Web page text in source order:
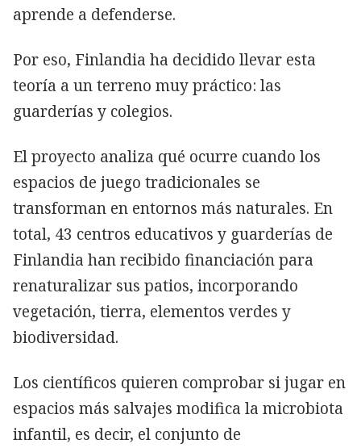
aprende a defenderse.
Por eso, Finlandia ha decidido llevar esta
teoría a un terreno muy práctico: las
guarderías y colegios.
El proyecto analiza qué ocurre cuando los
espacios de juego tradicionales se
transforman en entornos más naturales. En
total, 43 centros educativos y guarderías de
Finlandia han recibido financiación para
renaturalizar sus patios, incorporando
vegetación, tierra, elementos verdes y
biodiversidad.
Los científicos quieren comprobar si jugar en
espacios más salvajes modifica la microbiota
infantil, es decir, el conjunto de